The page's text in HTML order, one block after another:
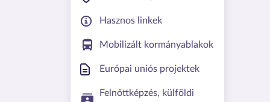
Hasznos linkek
Mobilizált kormányablakok
Európai uniós projektek
Felnőttképzés, külföldi